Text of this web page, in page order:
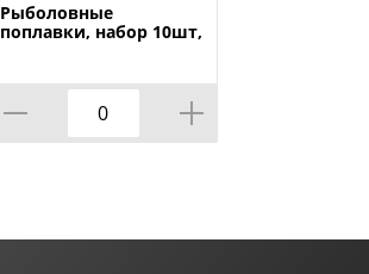
Рыболовные
поплавки, набор 10шт,